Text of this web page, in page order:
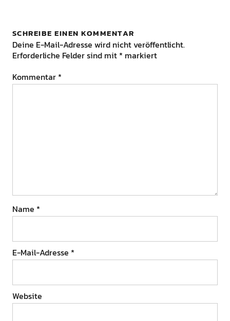
SCHREIBE EINEN KOMMENTAR
Deine E-Mail-Adresse wird nicht veröffentlicht.
Erforderliche Felder sind mit * markiert
Kommentar *
Name *
E-Mail-Adresse *
Website